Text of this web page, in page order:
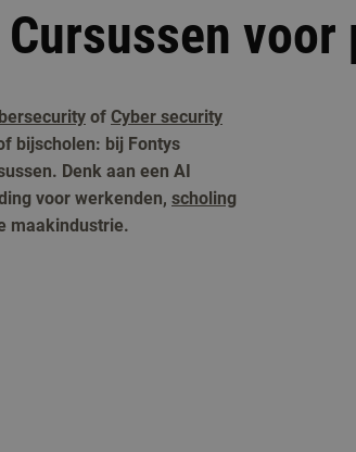
of Cyber security
bijscholen: bij Fontys
Denk aan een AI
voor werkenden, scholing
maakindustrie.